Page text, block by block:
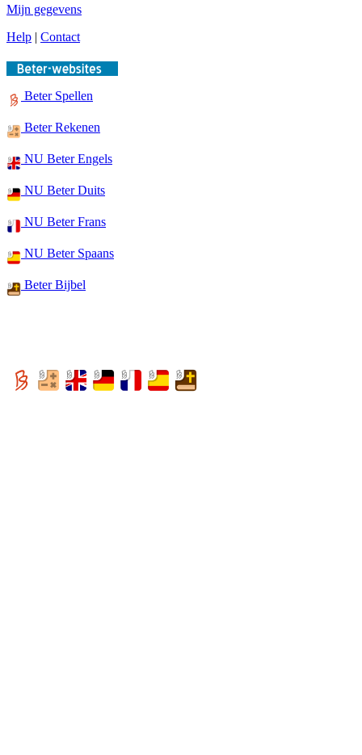
Mijn gegevens
Help | Contact
Beter Spellen
Beter Rekenen
NU Beter Engels
NU Beter Duits
NU Beter Frans
NU Beter Spaans
Beter Bijbel